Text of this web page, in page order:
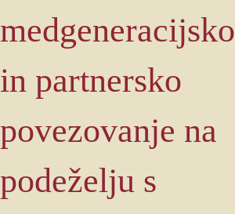
medgeneracijsko
in partnersko
povezovanje na
podeželju s